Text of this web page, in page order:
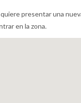
presentar una
en la zona.